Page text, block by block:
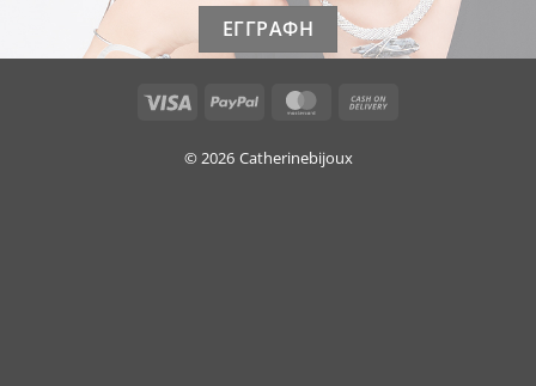
Visa PayPal MasterCard
© 2026 Catherinebijoux